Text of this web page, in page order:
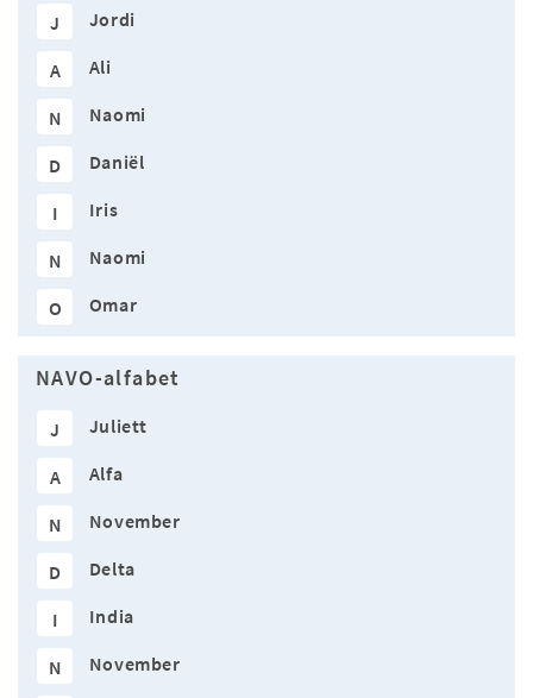
J Jordi
A Ali
N Naomi
D Daniël
I Iris
N Naomi
O Omar
NAVO-alfabet
J Juliett
A Alfa
N November
D Delta
I India
N November